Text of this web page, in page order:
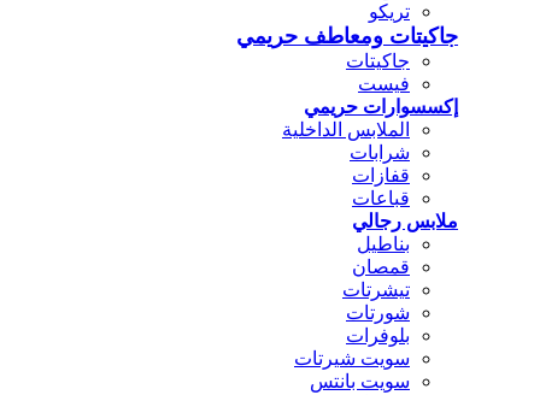
تريكو
جاكيتات ومعاطف حريمي
جاكيتات
فيست
إكسسوارات حريمي
الملابس الداخلية
شرابات
قفازات
قباعات
ملابس رجالي
بناطيل
قمصان
تيشرتات
شورتات
بلوفرات
سويت شيرتات
سويت بانتس